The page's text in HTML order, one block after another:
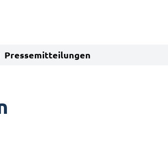
Pressemitteilungen